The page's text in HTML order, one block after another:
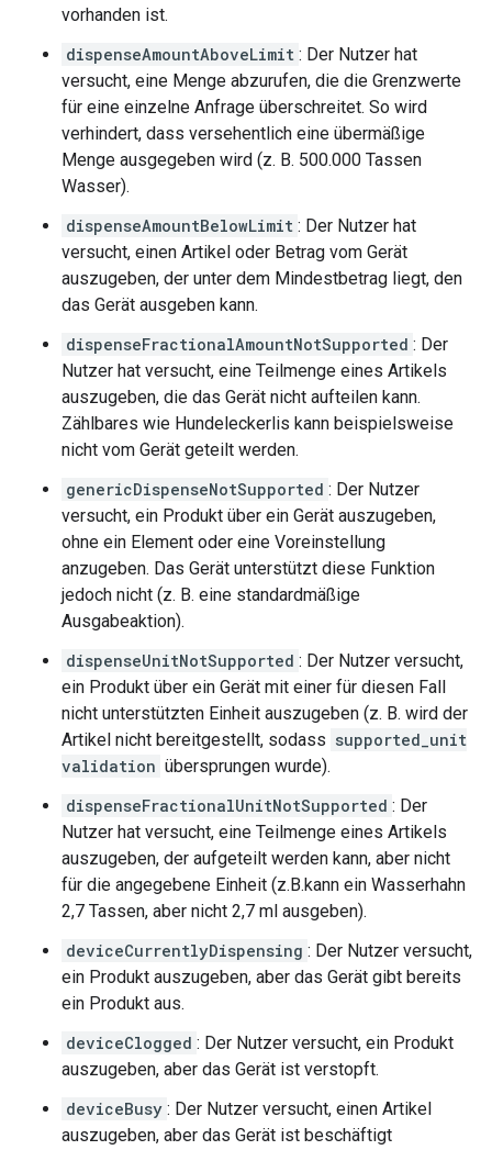
vorhanden ist.
dispenseAmountAboveLimit : Der Nutzer hat
versucht, eine Menge abzurufen, die die Grenzwerte
für eine einzelne Anfrage überschreitet. So wird
verhindert, dass versehentlich eine übermäßige
Menge ausgegeben wird (z. B. 500.000 Tassen
Wasser).
dispenseAmountBelowLimit : Der Nutzer hat
versucht, einen Artikel oder Betrag vom Gerät
auszugeben, der unter dem Mindestbetrag liegt, den
das Gerät ausgeben kann.
dispenseFractionalAmountNotSupported : Der
Nutzer hat versucht, eine Teilmenge eines Artikels
auszugeben, die das Gerät nicht aufteilen kann.
Zählbares wie Hundeleckerlis kann beispielsweise
nicht vom Gerät geteilt werden.
genericDispenseNotSupported : Der Nutzer
versucht, ein Produkt über ein Gerät auszugeben,
ohne ein Element oder eine Voreinstellung
anzugeben. Das Gerät unterstützt diese Funktion
jedoch nicht (z. B. eine standardmäßige
Ausgabeaktion).
dispenseUnitNotSupported : Der Nutzer versucht,
ein Produkt über ein Gerät mit einer für diesen Fall
nicht unterstützten Einheit auszugeben (z. B. wird der
Artikel nicht bereitgestellt, sodass supported_unit
validation übersprungen wurde).
dispenseFractionalUnitNotSupported : Der
Nutzer hat versucht, eine Teilmenge eines Artikels
auszugeben, der aufgeteilt werden kann, aber nicht
für die angegebene Einheit (z.B.kann ein Wasserhahn
2,7 Tassen, aber nicht 2,7 ml ausgeben).
deviceCurrentlyDispensing : Der Nutzer versucht,
ein Produkt auszugeben, aber das Gerät gibt bereits
ein Produkt aus.
deviceClogged : Der Nutzer versucht, ein Produkt
auszugeben, aber das Gerät ist verstopft.
deviceBusy : Der Nutzer versucht, einen Artikel
auszugeben, aber das Gerät ist beschäftigt